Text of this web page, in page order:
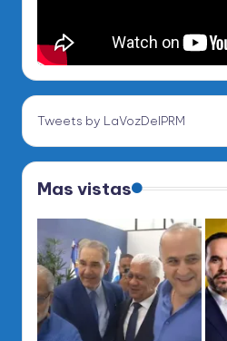
Tweets by LaVozDelPRM
Mas vistas